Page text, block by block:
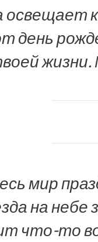
освещает
день
мир
на
что-то